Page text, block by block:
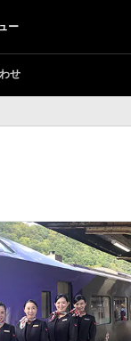
ー
せ